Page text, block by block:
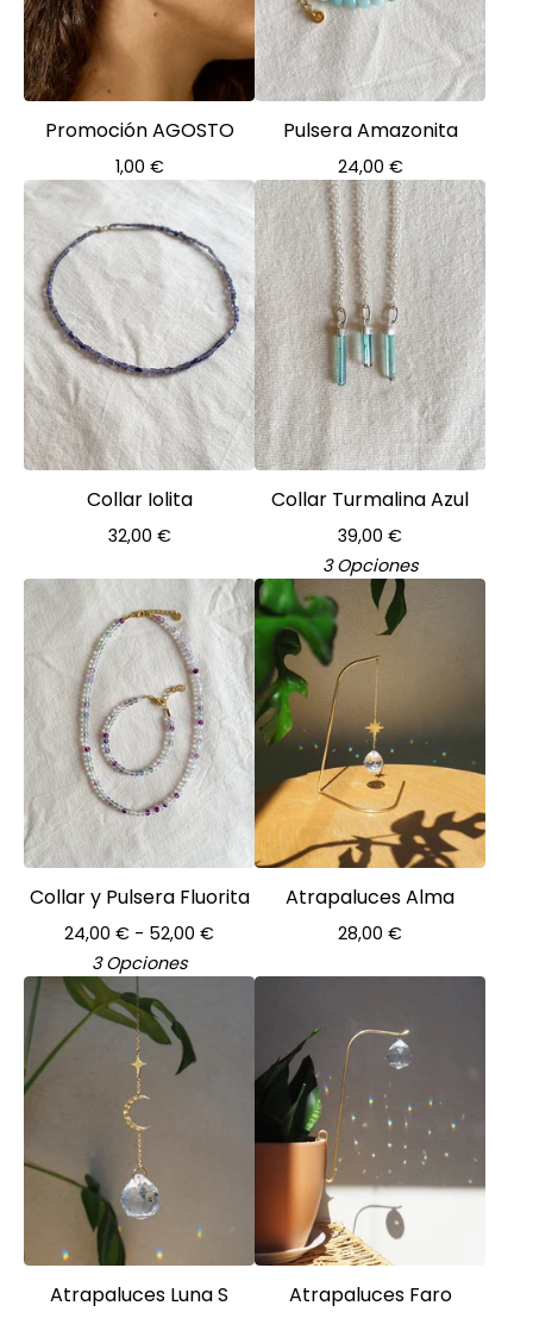
Promoción AGOSTO
1,00 €
Pulsera Amazonita
24,00 €
Collar Iolita
32,00 €
Collar Turmalina Azul
39,00 €
3 Opciones
Collar y Pulsera Fluorita
24,00 € - 52,00 €
3 Opciones
Atrapaluces Alma
28,00 €
Atrapaluces Luna S Atrapaluces Faro